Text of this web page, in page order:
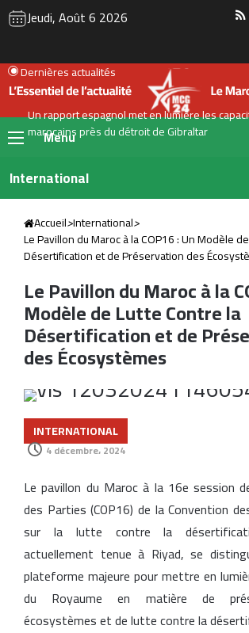
Jeudi, Août 6 2026
Dernières actualités
Un rapport espagnol met en lumière les
marocains près du détroit de Gibraltar
Menu
International
Accueil>International>
Le Pavillon du Maroc à la COP16 : Un Modèle
Désertification et de Préservation des
Le Pavillon du Maroc à la
Modèle de Lutte Contre la
Désertification et de
des Écosystèmes
INTERNATIONAL
4 décembre، 2024
Le pavillon du Maroc à la 16e session
des Parties (COP16) de la Convention
sur la lutte contre la
actuellement tenue à Riyad, se
plateforme majeure pour mettre en
du Royaume en matière de
écosystèmes et de lutte contre la